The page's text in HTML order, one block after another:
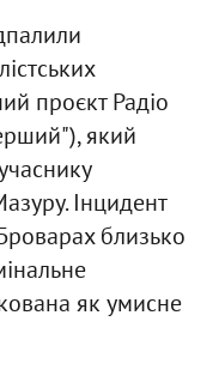
проєкт Радіо
який
Інцидент
близько
як умисне